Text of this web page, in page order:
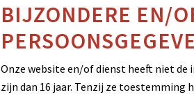
BIJZONDERE EN/
Onze website en/of dienst heeft niet de
zijn dan 16 jaar. Tenzij ze toestemming